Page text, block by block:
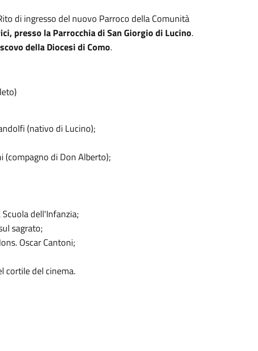
di ingresso del nuovo Parroco della Comunità
presso la Parrocchia di San Giorgio di Lucino.
della Diocesi di Como.
(nativo di Lucino);
(compagno di Don Alberto);
dell'Infanzia;
sagrato;
Oscar Cantoni;
cortile del cinema.